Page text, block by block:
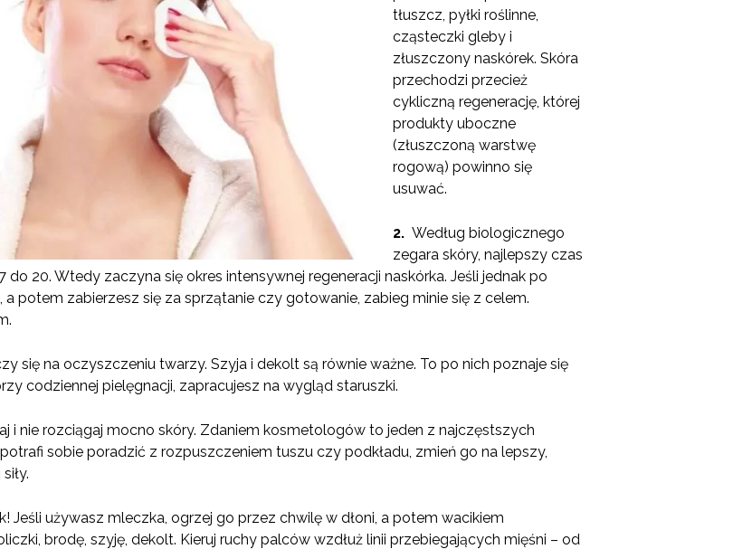
tłuszcz, pyłki roślinne,
cząsteczki gleby i
złuszczony naskórek. Skóra
przechodzi przecież
cykliczną regenerację, której
produkty uboczne
(złuszczoną warstwę
rogową) powinno się
usuwać.
2. Według biologicznego
zegara skóry, najlepszy czas
do 20. Wtedy zaczyna się okres intensywnej regeneracji naskórka. Jeśli jednak po
potem zabierzesz się za sprzątanie czy gotowanie, zabieg minie się z celem.
się na oczyszczeniu twarzy. Szyja i dekolt są równie ważne. To po nich poznaje się
codziennej pielęgnacji, zapracujesz na wygląd staruszki.
i nie rozciągaj mocno skóry. Zdaniem kosmetologów to jeden z najczęstszych
sobie poradzić z rozpuszczeniem tuszu czy podkładu, zmień go na lepszy,
Jeśli używasz mleczka, ogrzej go przez chwilę w dłoni, a potem wacikiem
brodę, szyję, dekolt. Kieruj ruchy palców wzdłuż linii przebiegających mięśni – od